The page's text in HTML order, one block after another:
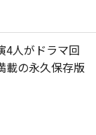
4人がドラマ回
の永久保存版